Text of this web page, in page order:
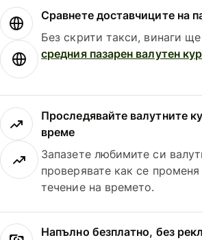
Сравнете доставчиците на
Без скрити такси, винаги
средния пазарен валутен
Проследявайте валутните
време
Запазете любимите си
проверявате как се
течение на времето.
Напълно безплатно, без